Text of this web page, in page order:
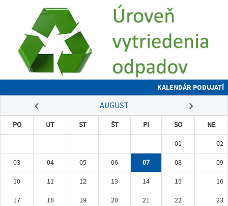
KALENDÁR PODUJATÍ
AUGUST
PO UT ST ŠT PI SO
NE
01
02
03
04 05 06 07 08
09
10
11 12 13 14 15
16
17
18 19 20 21 22
23